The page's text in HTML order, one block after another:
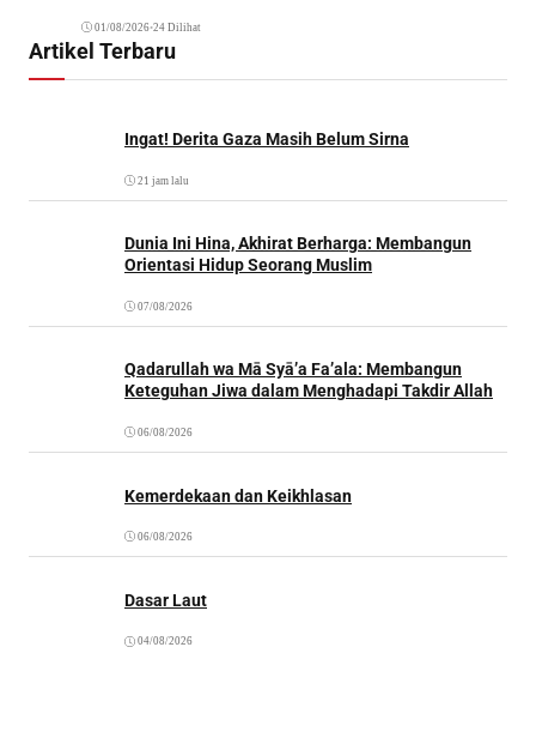
01/08/2026•24 Dilihat
Artikel Terbaru
Ingat! Derita Gaza Masih Belum Sirna
21 jam lalu
Dunia Ini Hina, Akhirat Berharga: Membangun
Orientasi Hidup Seorang Muslim
07/08/2026
Qadarullah wa Mā Syā’a Fa’ala: Membangun
Keteguhan Jiwa dalam Menghadapi Takdir Allah
06/08/2026
Kemerdekaan dan Keikhlasan
06/08/2026
Dasar Laut
04/08/2026